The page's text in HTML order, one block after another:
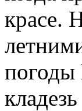
красе.
погоды